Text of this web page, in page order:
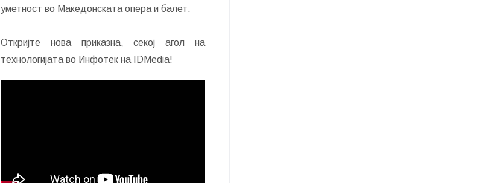
уметност во Македонската опера и балет.
Откријте нова приказна, секој агол на
технологијата во Инфотек на IDMedia!